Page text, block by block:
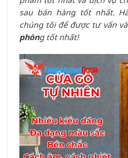
sau bán hàng tốt nhất.
chúng tôi để được tư vấn và
phòngtốt nhất!